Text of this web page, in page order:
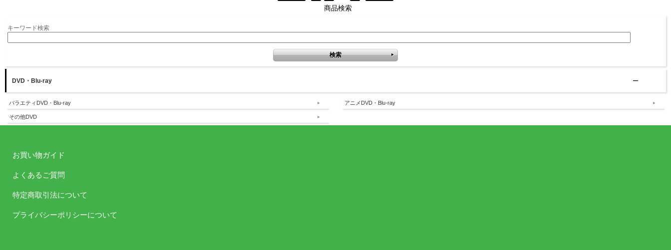
商品検索
キーワード検索
DVD・Blu-ray
バラエティDVD・Blu-ray
その他DVD
アニメDVD・Blu-ray
お買い物ガイド
よくあるご質問
特定商取引法について
プライバシーポリシーについて